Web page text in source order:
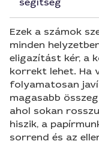
Ezek a számok
minden
eligazítást kér, a
korrekt lehet. Ha
folyamatosan
magasabb
ahol sokan
hiszik, a
sorrend és az